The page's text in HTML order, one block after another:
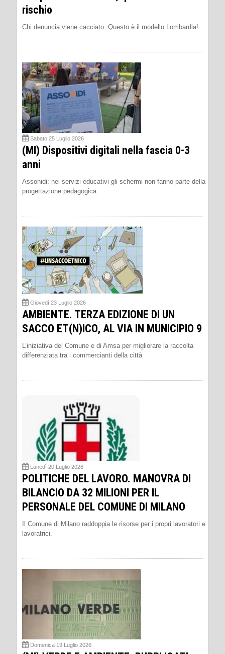
rischio
Chi denuncia viene cacciato. Questo è il modello Lombardia!
Sabato 25 Luglio 2026
(MI) Dispositivi digitali nella fascia 0-3
anni
Assonidi: nei servizi educativi gli schermi non fanno parte della
progettazione pedagogica
Giovedì 23 Luglio 2026
AMBIENTE. TERZA EDIZIONE DI UN
SACCO ET(N)ICO, AL VIA IN MUNICIPIO 9
L’iniziativa del Comune e di Amsa per migliorare la raccolta
differenziata tra i commercianti della città
Lunedì 20 Luglio 2026
POLITICHE DEL LAVORO. MANOVRA DI
BILANCIO DA 32 MILIONI PER IL
PERSONALE DEL COMUNE DI MILANO
Il Comune di Milano raddoppia le risorse per i propri lavoratori e
lavoratrici.
Domenica 19 Luglio 2026